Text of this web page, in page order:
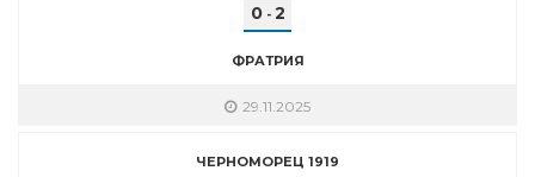
0- 2
ФРАТРИЯ
29.11.2025
ЧЕРНОМОРЕЦ 1919